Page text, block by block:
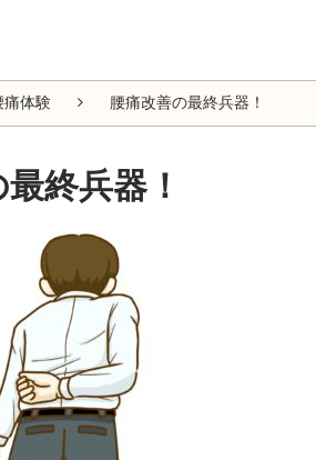
痛体験 腰痛改善の最終兵器！
終兵器！